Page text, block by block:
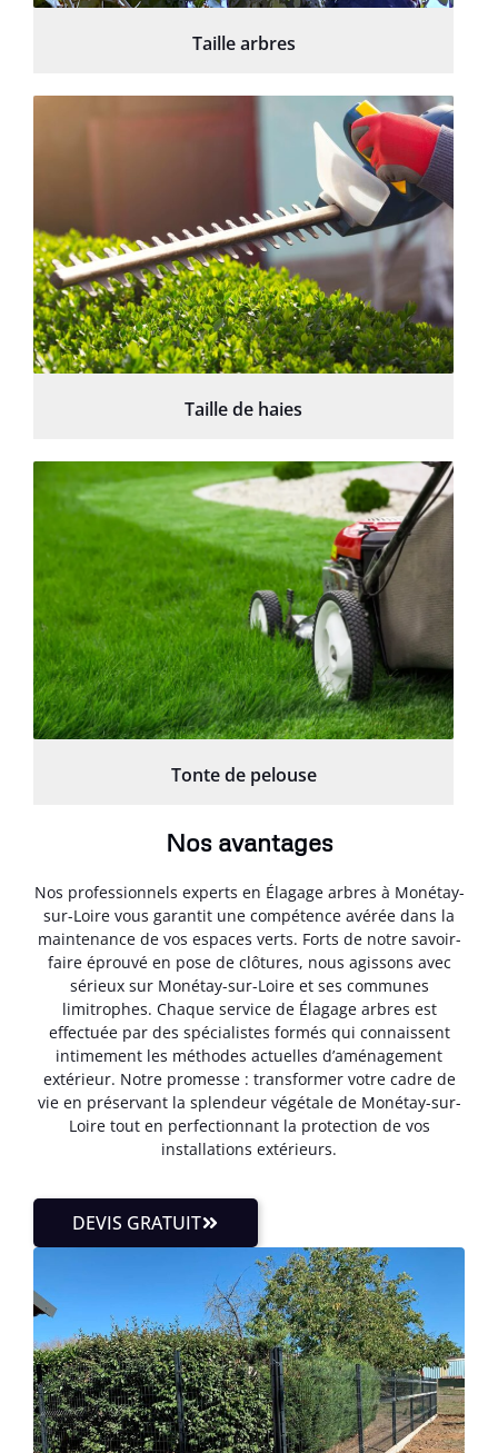
Taille arbres
Taille de haies
Tonte de pelouse
Nos avantages
Nos professionnels experts en Élagage arbres à Monétay-
sur-Loire vous garantit une compétence avérée dans la
maintenance de vos espaces verts. Forts de notre savoir-
faire éprouvé en pose de clôtures, nous agissons avec
sérieux sur Monétay-sur-Loire et ses communes
limitrophes. Chaque service de Élagage arbres est
effectuée par des spécialistes formés qui connaissent
intimement les méthodes actuelles d’aménagement
extérieur. Notre promesse : transformer votre cadre de
vie en préservant la splendeur végétale de Monétay-sur-
Loire tout en perfectionnant la protection de vos
installations extérieurs.
DEVIS GRATUIT